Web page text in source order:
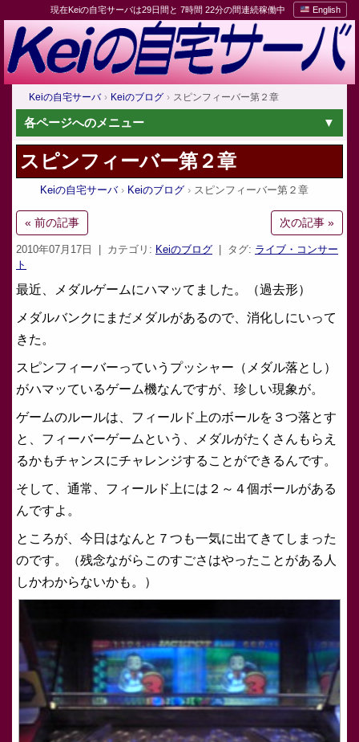
現在Keiの自宅サーバは29日間と 7時間 22分の間連続稼働中 English
Keiの自宅サーバ Keiのブログ スピンフィーバー第２章
各ページへのメニュー
スピンフィーバー第２章
Keiの自宅サーバ Keiのブログ スピンフィーバー第２章
« 前の記事 次の記事 »
2010年07月17日 | カテゴリ: Keiのブログ | タグ: ライブ・コンサー
ト
最近、メダルゲームにハマッてました。（過去形）
メダルバンクにまだメダルがあるので、消化しにいって
きた。
スピンフィーバーっていうプッシャー（メダル落とし）
がハマッているゲーム機なんですが、珍しい現象が。
ゲームのルールは、フィールド上のボールを３つ落とす
と、フィーバーゲームという、メダルがたくさんもらえ
るかもチャンスにチャレンジすることができるんです。
そして、通常、フィールド上には２～４個ボールがある
んですよ。
ところが、今日はなんと７つも一気に出てきてしまった
のです。（残念ながらこのすごさはやったことがある人
しかわからないかも。）